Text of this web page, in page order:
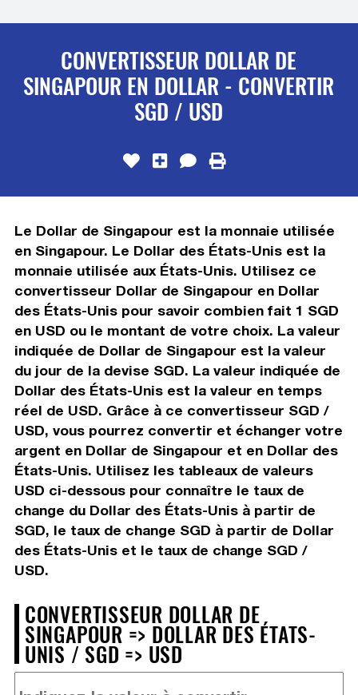
CONVERTISSEUR DOLLAR DE
SINGAPOUR EN DOLLAR - CONVERTIR
SGD / USD
Le Dollar de Singapour est la monnaie utilisée
en Singapour. Le Dollar des États-Unis est la
monnaie utilisée aux États-Unis. Utilisez ce
convertisseur Dollar de Singapour en Dollar
des États-Unis pour savoir combien fait 1 SGD
en USD ou le montant de votre choix. La valeur
indiquée de Dollar de Singapour est la valeur
du jour de la devise SGD. La valeur indiquée de
Dollar des États-Unis est la valeur en temps
réel de USD. Grâce à ce convertisseur SGD /
USD, vous pourrez convertir et échanger votre
argent en Dollar de Singapour et en Dollar des
États-Unis. Utilisez les tableaux de valeurs
USD ci-dessous pour connaître le taux de
change du Dollar des États-Unis à partir de
SGD, le taux de change SGD à partir de Dollar
des États-Unis et le taux de change SGD /
USD.
CONVERTISSEUR DOLLAR DE
SINGAPOUR => DOLLAR DES ÉTATS-
UNIS / SGD => USD